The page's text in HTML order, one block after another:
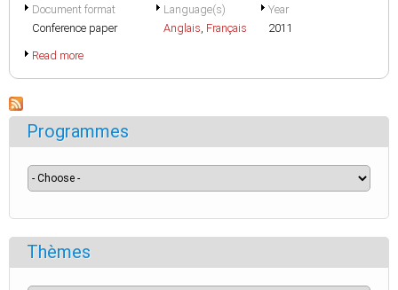
Document format
Conference paper
Language(s)
Anglais, Français
Year
2011
Read more
Programmes
Thèmes